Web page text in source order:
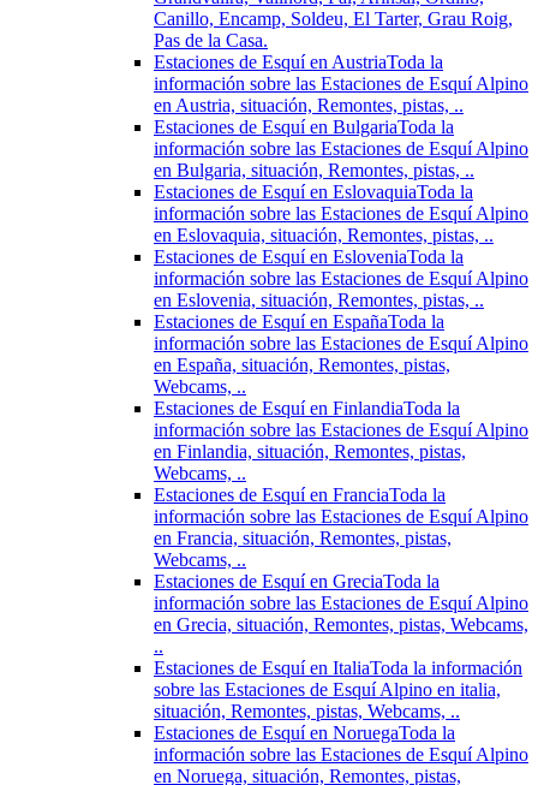
Canillo, Encamp, Soldeu, El Tarter, Grau Roig,
Pas de la Casa.
Estaciones de Esquí en AustriaToda la
información sobre las Estaciones de Esquí Alpino
en Austria, situación, Remontes, pistas, ..
Estaciones de Esquí en BulgariaToda la
información sobre las Estaciones de Esquí Alpino
en Bulgaria, situación, Remontes, pistas, ..
Estaciones de Esquí en EslovaquiaToda la
información sobre las Estaciones de Esquí Alpino
en Eslovaquia, situación, Remontes, pistas, ..
Estaciones de Esquí en EsloveniaToda la
información sobre las Estaciones de Esquí Alpino
en Eslovenia, situación, Remontes, pistas, ..
Estaciones de Esquí en EspañaToda la
información sobre las Estaciones de Esquí Alpino
en España, situación, Remontes, pistas,
Webcams, ..
Estaciones de Esquí en FinlandiaToda la
información sobre las Estaciones de Esquí Alpino
en Finlandia, situación, Remontes, pistas,
Webcams, ..
Estaciones de Esquí en FranciaToda la
información sobre las Estaciones de Esquí Alpino
en Francia, situación, Remontes, pistas,
Webcams, ..
Estaciones de Esquí en GreciaToda la
información sobre las Estaciones de Esquí Alpino
en Grecia, situación, Remontes, pistas, Webcams,
..
Estaciones de Esquí en ItaliaToda la información
sobre las Estaciones de Esquí Alpino en italia,
situación, Remontes, pistas, Webcams, ..
Estaciones de Esquí en NoruegaToda la
información sobre las Estaciones de Esquí Alpino
en Noruega, situación, Remontes, pistas,